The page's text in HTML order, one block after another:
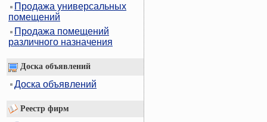
Продажа универсальных
помещений
Продажа помещений
различного назначения
Доска объявлений
Доска объявлений
Реестр фирм